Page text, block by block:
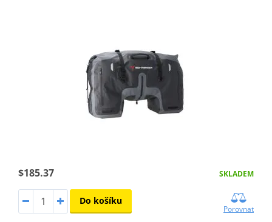
$185.37 SKLADEM
Do košíku
Porovnat